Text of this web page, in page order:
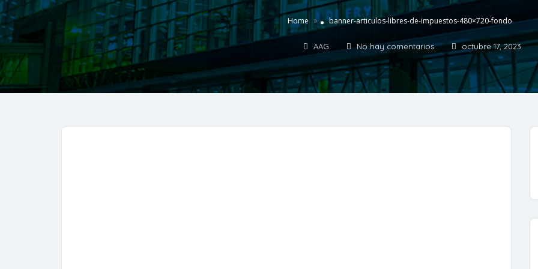
Home » banner-articulos-libres-de-impuestos-480×720-fondo
AAG No hay comentarios octubre 17, 2023